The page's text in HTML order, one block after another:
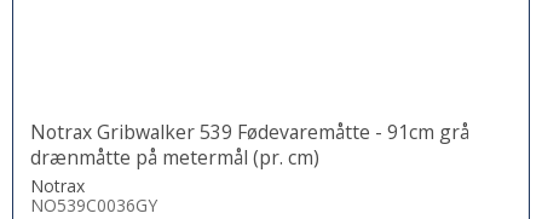
Notrax Gribwalker 539 Fødevaremåtte - 91cm grå
drænmåtte på metermål (pr. cm)
Notrax
NO539C0036GY